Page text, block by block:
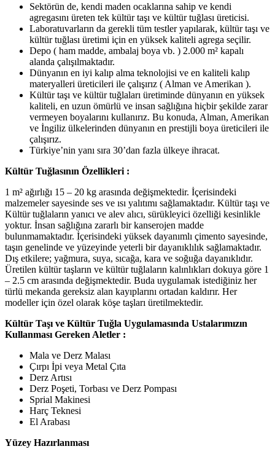
Sektörün de, kendi maden ocaklarına sahip ve kendi
agregasını üreten tek kültür taşı ve kültür tuğlası üreticisi.
Laboratuvarların da gerekli tüm testler yapılarak, kültür taşı ve
kültür tuğlası üretimi için en yüksek kaliteli agrega seçilir.
Depo ( ham madde, ambalaj boya vb. ) 2.000 m² kapalı
alanda çalışılmaktadır.
Dünyanın en iyi kalıp alma teknolojisi ve en kaliteli kalıp
materyalleri üreticileri ile çalışırız ( Alman ve Amerikan ).
Kültür taşı ve kültür tuğlaları üretiminde dünyanın en yüksek
kaliteli, en uzun ömürlü ve insan sağlığına hiçbir şekilde zarar
vermeyen boyalarını kullanırız. Bu konuda, Alman, Amerikan
ve İngiliz ülkelerinden dünyanın en prestijli boya üreticileri ile
çalışırız.
Türkiye’nin yanı sıra 30’dan fazla ülkeye ihracat.
Kültür Tuğlasının Özellikleri :
1 m² ağırlığı 15 – 20 kg arasında değişmektedir. İçerisindeki
malzemeler sayesinde ses ve ısı yalıtımı sağlamaktadır. Kültür taşı ve
Kültür tuğlaların yanıcı ve alev alıcı, sürükleyici özelliği kesinlikle
yoktur. İnsan sağlığına zararlı bir kanserojen madde
bulunmamaktadır. İçerisindeki yüksek dayanımlı çimento sayesinde,
taşın genelinde ve yüzeyinde yeterli bir dayanıklılık sağlamaktadır.
Dış etkilere; yağmura, suya, sıcağa, kara ve soğuğa dayanıklıdır.
Üretilen kültür taşların ve kültür tuğlaların kalınlıkları dokuya göre 1
– 2.5 cm arasında değişmektedir. Buda uygulamak istediğiniz her
türlü mekanda gereksiz alan kayıplarını ortadan kaldırır. Her
modeller için özel olarak köşe taşları üretilmektedir.
Kültür Taşı ve Kültür Tuğla Uygulamasında Ustalarımızın
Kullanması Gereken Aletler :
Mala ve Derz Malası
Çırpı İpi veya Metal Çıta
Derz Artısı
Derz Poşeti, Torbası ve Derz Pompası
Sprial Makinesi
Harç Teknesi
El Arabası
Yüzey Hazırlanması